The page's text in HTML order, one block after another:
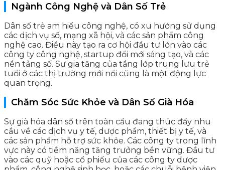
Ngành Công Nghệ và Dân Số Trẻ
Dân số trẻ am hiểu công nghệ, có xu hướng sử dụng
các dịch vụ số, mạng xã hội, và các sản phẩm công
nghệ cao. Điều này tạo ra cơ hội đầu tư lớn vào các
công ty công nghệ, startup đổi mới sáng tạo, và các
nền tảng số. Sự gia tăng của tầng lớp trung lưu trẻ
tuổi ở các thị trường mới nổi cũng là một động lực
quan trọng.
Chăm Sóc Sức Khỏe và Dân Số Già Hóa
Sự già hóa dân số trên toàn cầu đang thúc đẩy nhu
cầu về các dịch vụ y tế, dược phẩm, thiết bị y tế, và
các sản phẩm hỗ trợ sức khỏe. Các công ty trong lĩnh
vực này có tiềm năng tăng trưởng bền vững. Đầu tư
vào các quỹ hoặc cổ phiếu của các công ty dược